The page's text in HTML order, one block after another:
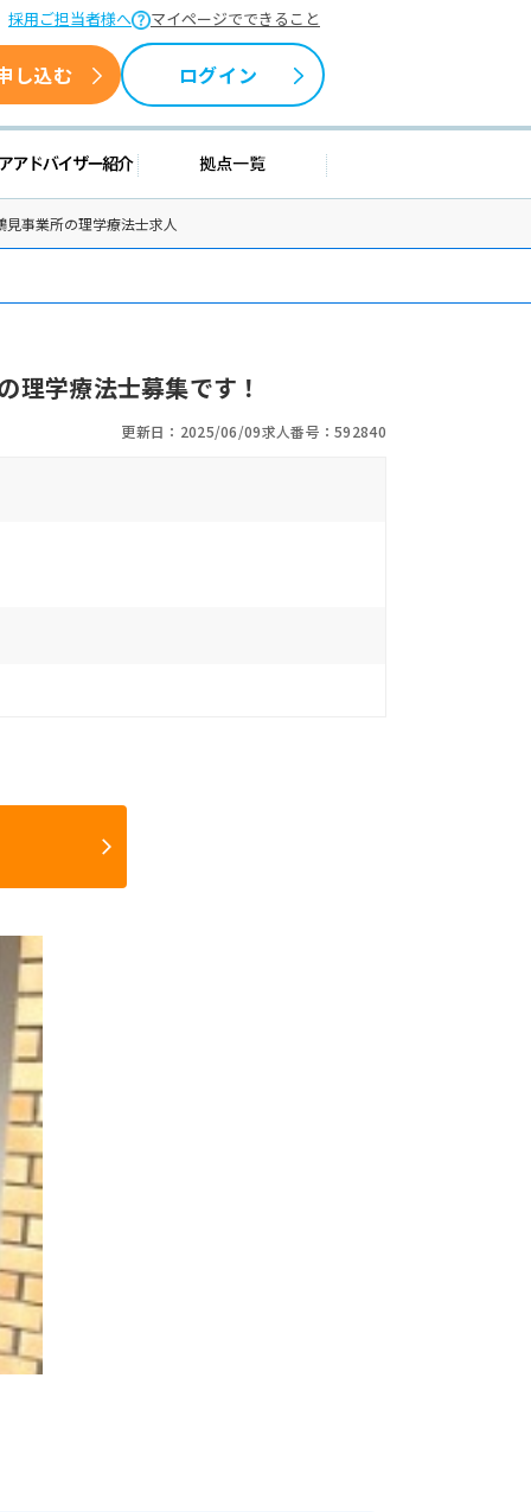
採用ご担当者様へ マイページでできること
し込む ログイン
報 キャリアアドバイザー紹介 拠点一覧
事業所の理学療法士求人
学療法士募集です！
更新日：2025/06/09求人番号：592840